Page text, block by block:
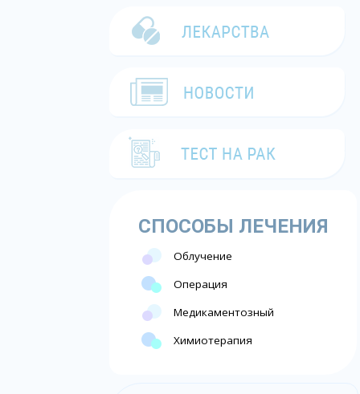
СПОСОБЫ ЛЕЧЕНИЯ
Облучение
Операция
Медикаментозный
Химиотерапия